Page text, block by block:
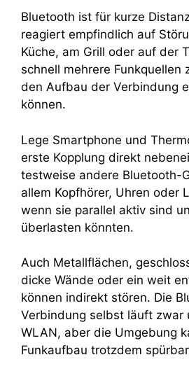
Bluetooth ist für kurze
reagiert empfindlich auf
Küche, am Grill oder auf der
schnell mehrere Funkquellen
den Aufbau der Verbindung
können.
Lege Smartphone und
erste Kopplung direkt
testweise andere Bluetooth-
allem Kopfhörer, Uhren oder
wenn sie parallel aktiv sind
überlasten könnten.
Auch Metallflächen,
dicke Wände oder ein weit
können indirekt stören. Die
Verbindung selbst läuft zwar
WLAN, aber die Umgebung
Funkaufbau trotzdem